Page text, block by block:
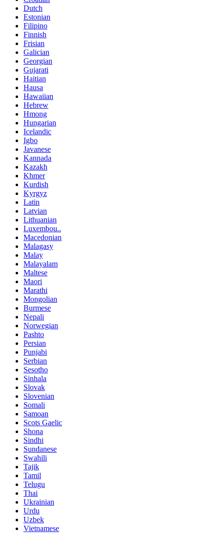
Dutch
Estonian
Filipino
Finnish
Frisian
Galician
Georgian
Gujarati
Haitian
Hausa
Hawaiian
Hebrew
Hmong
Hungarian
Icelandic
Igbo
Javanese
Kannada
Kazakh
Khmer
Kurdish
Kyrgyz
Latin
Latvian
Lithuanian
Luxembou..
Macedonian
Malagasy
Malay
Malayalam
Maltese
Maori
Marathi
Mongolian
Burmese
Nepali
Norwegian
Pashto
Persian
Punjabi
Serbian
Sesotho
Sinhala
Slovak
Slovenian
Somali
Samoan
Scots Gaelic
Shona
Sindhi
Sundanese
Swahili
Tajik
Tamil
Telugu
Thai
Ukrainian
Urdu
Uzbek
Vietnamese